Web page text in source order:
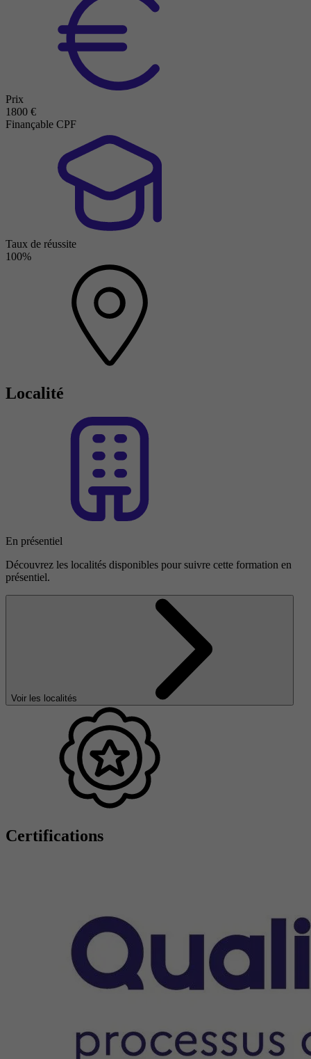
Prix
1800 €
Finançable CPF
Taux de réussite
100%
Localité
En présentiel
Découvrez les localités disponibles pour suivre cette formation en
présentiel.
Voir les localités
Certifications